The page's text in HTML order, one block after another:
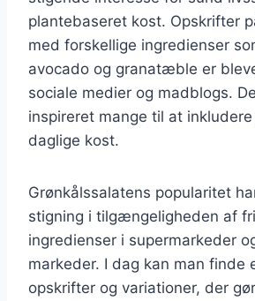
plantebaseret kost. Opskrifter
med forskellige ingredienser
avocado og granatæble er
sociale medier og madblogs.
inspireret mange til at
daglige kost.
Grønkålssalatens popularitet
stigning i tilgængeligheden af
ingredienser i supermarkeder
markeder. I dag kan man finde
opskrifter og variationer, der